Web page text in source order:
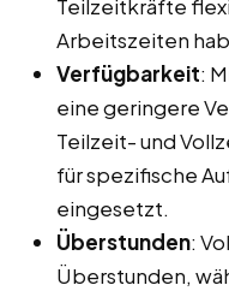
Teilzeitkräfte
Arbeitszeiten
Verfügbarkeit:
eine geringere
Teilzeit- und
für spezifische
eingesetzt.
Überstunden:
Überstunden,